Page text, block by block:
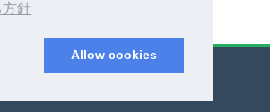
針
Allow cookies
2026